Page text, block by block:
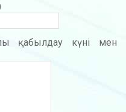
қабылдау күні мен